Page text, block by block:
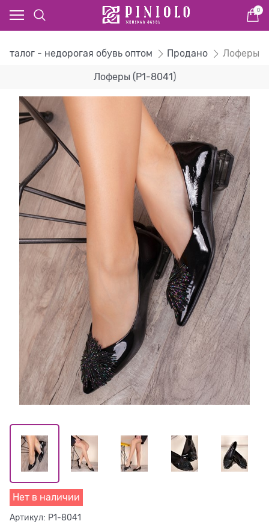
0
- недорогая обувь оптом Продано Лоферы
Лоферы (P1-8041)
Нет в наличии
Артикул: P1-8041